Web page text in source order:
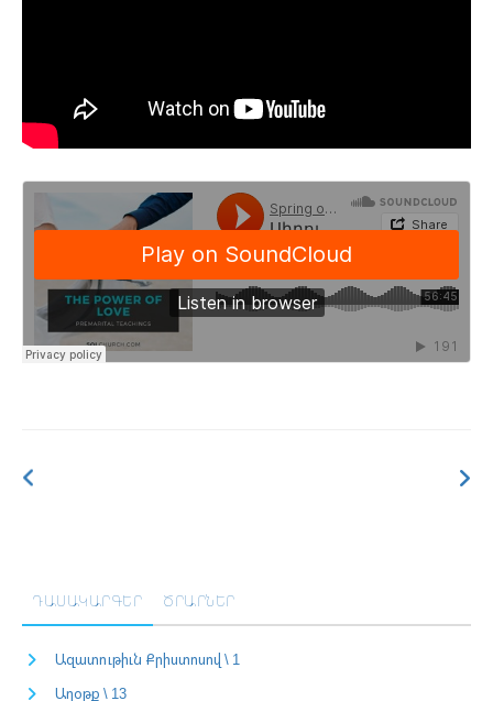
ԴԱՍԱԿԱՐԳԵՐ ԾՐԱՐՆԵՐ
Ազատութիւն Քրիստոսով \ 1
Աղօթք \ 13